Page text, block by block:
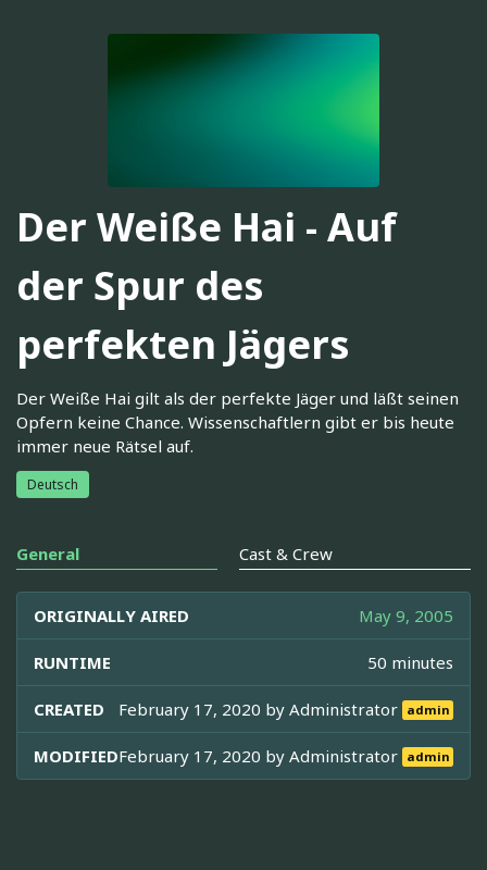
Der Weiße Hai - Auf
der Spur des
perfekten Jägers
Der Weiße Hai gilt als der perfekte Jäger und läßt seinen
Opfern keine Chance. Wissenschaftlern gibt er bis heute
immer neue Rätsel auf.
Deutsch
General Cast & Crew
ORIGINALLY AIRED May 9, 2005
RUNTIME 50 minutes
CREATED February 17, 2020 byAdministrator admin
MODIFIEDFebruary 17, 2020 byAdministrator admin